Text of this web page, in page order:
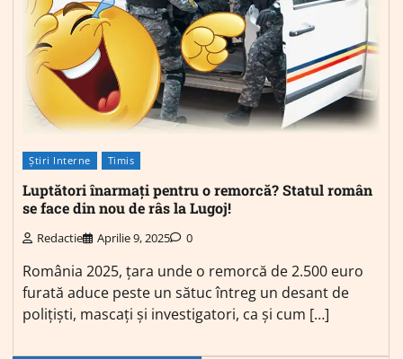
Știri Interne Timis
Luptători înarmați pentru o remorcă? Statul român
se face din nou de râs la Lugoj!
Redactie Aprilie 9, 2025 0
România 2025, țara unde o remorcă de 2.500 euro
furată aduce peste un sătuc întreg un desant de
polițiști, mascați și investigatori, ca și cum […]